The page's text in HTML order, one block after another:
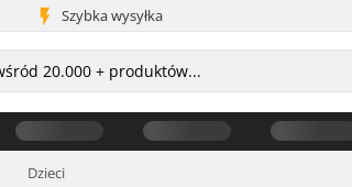
Szybka wysyłka
Dzieci